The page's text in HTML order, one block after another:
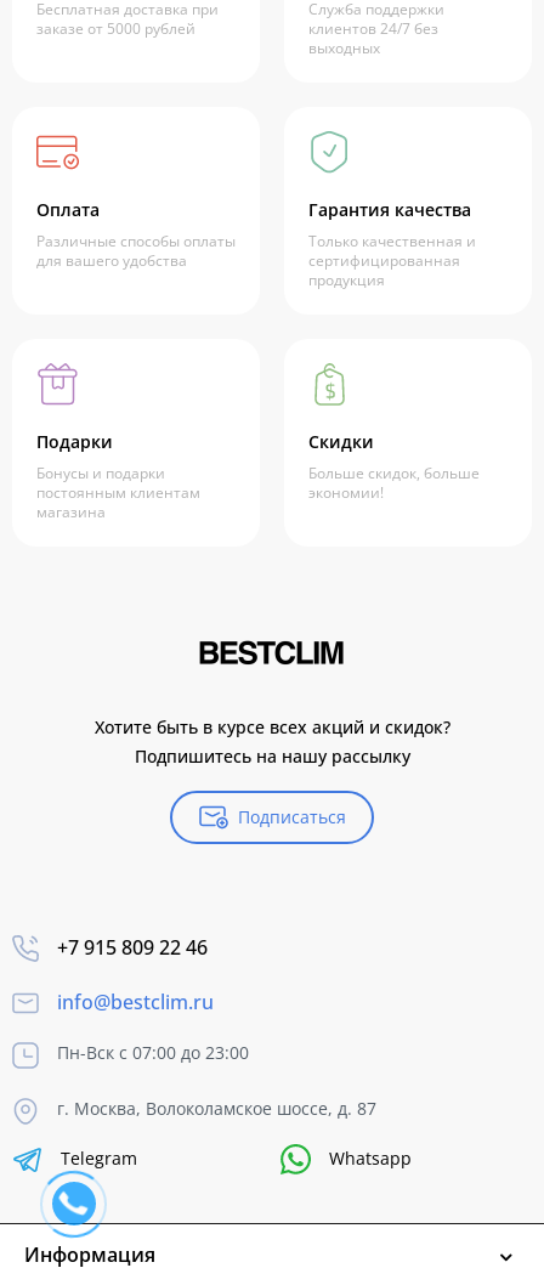
Бесплатная доставка при
заказе от 5000 рублей
Служба поддержки
клиентов 24/7 без
выходных
Оплата
Различные способы оплаты
для вашего удобства
Гарантия качества
Только качественная и
сертифицированная
продукция
Подарки
Бонусы и подарки
постоянным клиентам
магазина
Скидки
Больше скидок, больше
экономии!
Хотите быть в курсе всех акций и скидок?
Подпишитесь на нашу рассылку
Подписаться
+7 915 809 22 46
info@bestclim.ru
Пн-Вск с 07:00 до 23:00
г. Москва, Волоколамское шоссе, д. 87
Telegram Whatsapp
Информация